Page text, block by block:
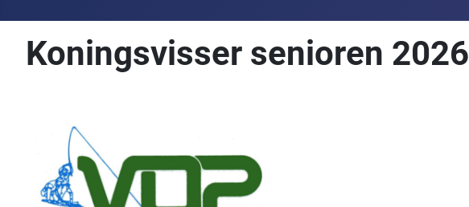
Koningsvisser senioren 2026